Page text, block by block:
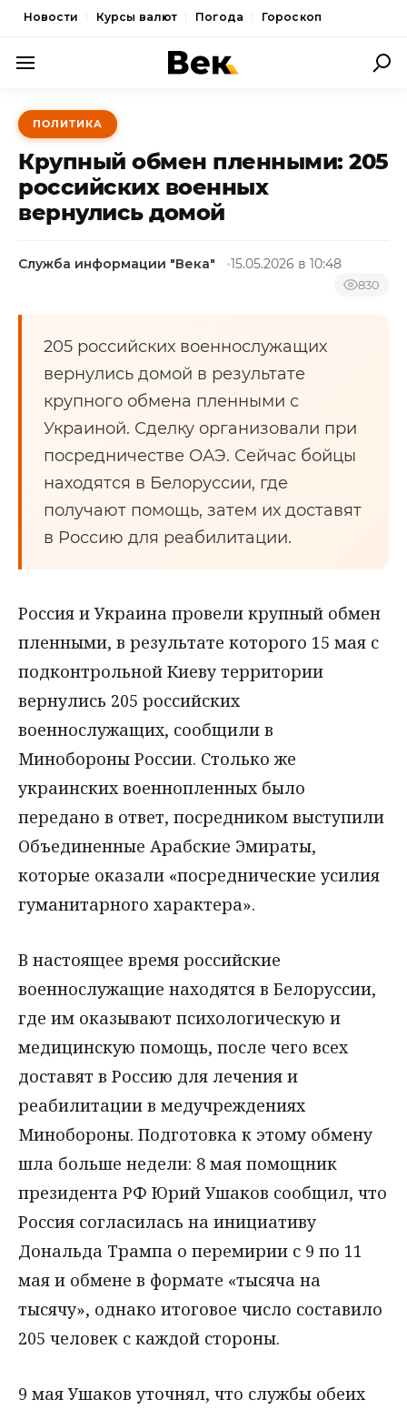
Новости Курсы валют Погода Гороскоп
ПОЛИТИКА
ЭКОНОМИКА
ОБЩЕСТВО
СПОРТ
ПОЛИТИКА
Крупный обмен пленными: 205
российских военных
вернулись домой
Служба информации "Века" 15.05.2026 в 10:48
830
205 российских военнослужащих
вернулись домой в результате
крупного обмена пленными с
Украиной. Сделку организовали при
посредничестве ОАЭ. Сейчас бойцы
находятся в Белоруссии, где
получают помощь, затем их доставят
в Россию для реабилитации.
Россия и Украина провели крупный обмен
пленными, в результате которого 15 мая с
подконтрольной Киеву территории
вернулись 205 российских
военнослужащих, сообщили в
Минобороны России. Столько же
украинских военнопленных было
передано в ответ, посредником выступили
Объединенные Арабские Эмираты,
которые оказали «посреднические усилия
гуманитарного характера».
В настоящее время российские
военнослужащие находятся в Белоруссии,
где им оказывают психологическую и
медицинскую помощь, после чего всех
доставят в Россию для лечения и
реабилитации в медучреждениях
Минобороны. Подготовка к этому обмену
шла больше недели: 8 мая помощник
президента РФ Юрий Ушаков сообщил, что
Россия согласилась на инициативу
Дональда Трампа о перемирии с 9 по 11
мая и обмене в формате «тысяча на
тысячу», однако итоговое число составило
205 человек с каждой стороны.
9 мая Ушаков уточнял, что службы обеих